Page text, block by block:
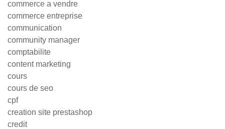
commerce a vendre
commerce entreprise
communication
community manager
comptabilite
content marketing
cours
cours de seo
cpf
creation site prestashop
credit